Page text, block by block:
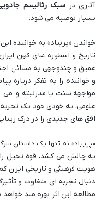
آثاری درسبک رئالیسم
بسیار توصیه می شود.
خواندن «پریباد» به خواننده
تاریخ و اسطوره های کهن
عمیق و چندوجهی به مسائل
و خواننده را به تفکر درباره
مواجهه سنت با مدرنیته وا می
علومی، به خودی خود یک
افق های جدیدی را در درک
«پریباد» نه تنها یک داستان
به چالش می کشد، قوه تخیل
هویت فرهنگی و تاریخی ایران
دنبال تجربه ای متفاوت و
مطالعه این اثر بهره مند